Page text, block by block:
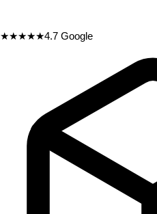
★★★★★4.7 Google